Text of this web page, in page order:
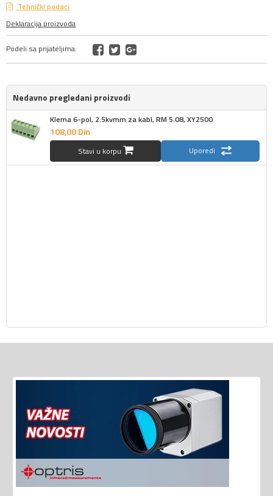
Tehnički podaci
Deklaracija proizvoda
Podeli sa prijateljima:
Nedavno pregledani proizvodi
Klema 6-pol, 2.5kvmm za kabl, RM 5.08, XY2500
108,00Din
Stavi u korpu Uporedi